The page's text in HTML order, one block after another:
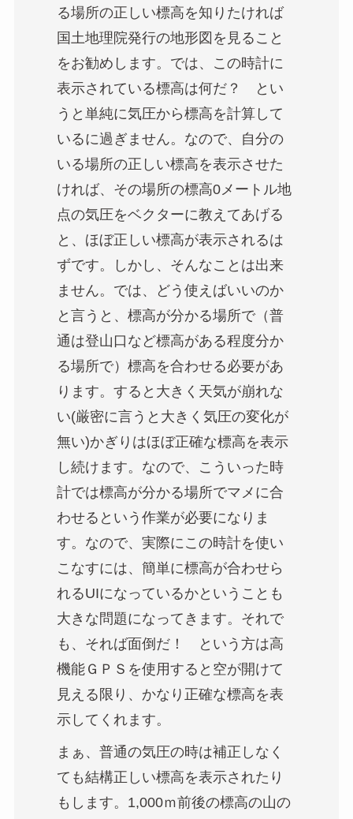
る場所の正しい標高を知りたければ
国土地理院発行の地形図を見ること
をお勧めします。では、この時計に
表示されている標高は何だ？ とい
うと単純に気圧から標高を計算して
いるに過ぎません。なので、自分の
いる場所の正しい標高を表示させた
ければ、その場所の標高0メートル地
点の気圧をベクターに教えてあげる
と、ほぼ正しい標高が表示されるは
ずです。しかし、そんなことは出来
ません。では、どう使えばいいのか
と言うと、標高が分かる場所で（普
通は登山口など標高がある程度分か
る場所で）標高を合わせる必要があ
ります。すると大きく天気が崩れな
い(厳密に言うと大きく気圧の変化が
無い)かぎりはほぼ正確な標高を表示
し続けます。なので、こういった時
計では標高が分かる場所でマメに合
わせるという作業が必要になりま
す。なので、実際にこの時計を使い
こなすには、簡単に標高が合わせら
れるUIになっているかということも
大きな問題になってきます。それで
も、それば面倒だ！ という方は高
機能ＧＰＳを使用すると空が開けて
見える限り、かなり正確な標高を表
示してくれます。
まぁ、普通の気圧の時は補正しなく
ても結構正しい標高を表示されたり
もします。1,000ｍ前後の標高の山の